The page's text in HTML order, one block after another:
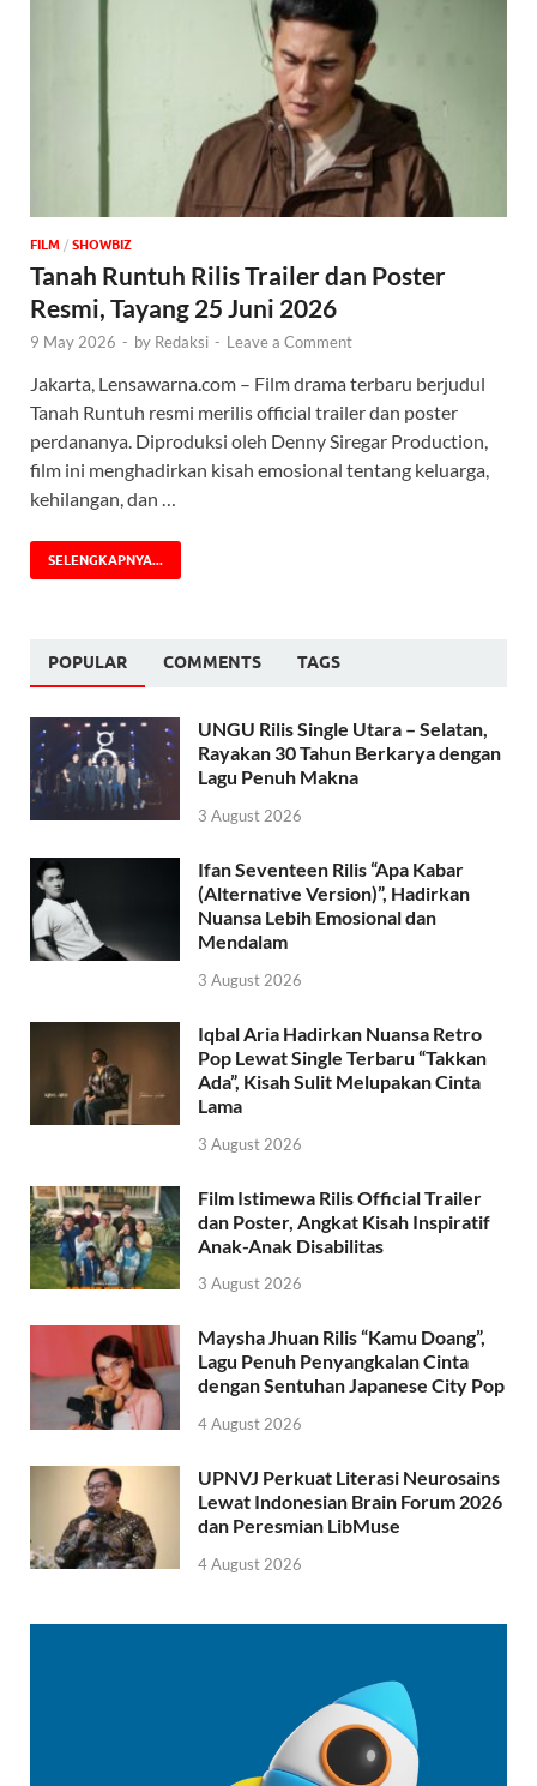
FILM / ‎SHOWBIZ
Tanah Runtuh Rilis Trailer dan Poster
Resmi, Tayang 25 Juni 2026
9 May 2026 - by Redaksi - Leave a Comment
Jakarta, Lensawarna.com – Film drama terbaru berjudul
Tanah Runtuh resmi merilis official trailer dan poster
perdananya. Diproduksi oleh Denny Siregar Production,
film ini menghadirkan kisah emosional tentang keluarga,
kehilangan, dan …
SELENGKAPNYA...
POPULAR COMMENTS TAGS
UNGU Rilis Single Utara – Selatan,
Rayakan 30 Tahun Berkarya dengan
Lagu Penuh Makna
3 August 2026
Ifan Seventeen Rilis “Apa Kabar
(Alternative Version)”, Hadirkan
Nuansa Lebih Emosional dan
Mendalam
3 August 2026
Iqbal Aria Hadirkan Nuansa Retro
Pop Lewat Single Terbaru “Takkan
Ada”, Kisah Sulit Melupakan Cinta
Lama
3 August 2026
Film Istimewa Rilis Official Trailer
dan Poster, Angkat Kisah Inspiratif
Anak-Anak Disabilitas
3 August 2026
Maysha Jhuan Rilis “Kamu Doang”,
Lagu Penuh Penyangkalan Cinta
dengan Sentuhan Japanese City Pop
4 August 2026
UPNVJ Perkuat Literasi Neurosains
Lewat Indonesian Brain Forum 2026
dan Peresmian LibMuse
4 August 2026